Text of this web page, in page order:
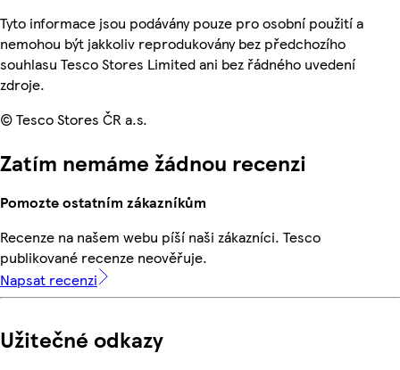
Tyto informace jsou podávány pouze pro osobní použití a
nemohou být jakkoliv reprodukovány bez předchozího
souhlasu Tesco Stores Limited ani bez řádného uvedení
zdroje.
© Tesco Stores ČR a.s.
Zatím nemáme žádnou recenzi
Pomozte ostatním zákazníkům
Recenze na našem webu píší naši zákazníci. Tesco
publikované recenze neověřuje.
Napsat recenzi
Užitečné odkazy